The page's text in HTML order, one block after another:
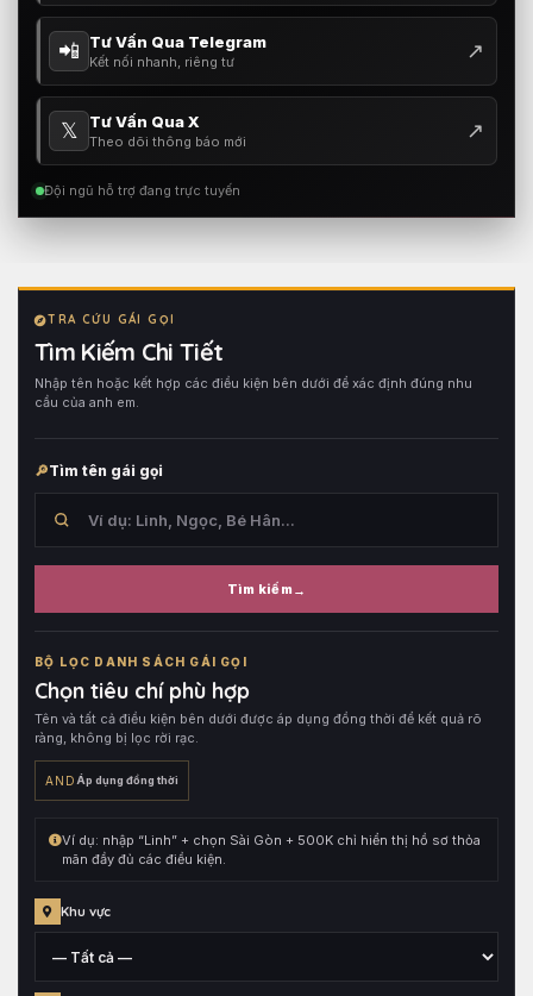
📲 Tư Vấn Qua Telegram
Kết nối nhanh, riêng tư ↗
𝕏 Tư Vấn Qua X
Theo dõi thông báo mới ↗
Đội ngũ hỗ trợ đang trực tuyến
TRA CỨU GÁI GỌI
Tìm Kiếm Chi Tiết
Nhập tên hoặc kết hợp các điều kiện bên dưới để xác định đúng nhu
cầu của anh em.
Tìm tên gái gọi
Tìm kiếm
trong
tên
hồ
sơ,
đó
kết
hợp
cùng
bộ
điều
kiện
đang
BỘ LỌC DANH SÁCH GÁI GỌI
Chọn tiêu chí phù hợp
Tên và tất cả điều kiện bên dưới được áp dụng đồng thời để kết quả rõ
ràng, không bị lọc rời rạc.
AND Áp dụng đồng thời
Ví dụ: nhập “Linh” + chọn Sài Gòn + 500K chỉ hiển thị hồ sơ thỏa
mãn đầy đủ các điều kiện.
Khu vực